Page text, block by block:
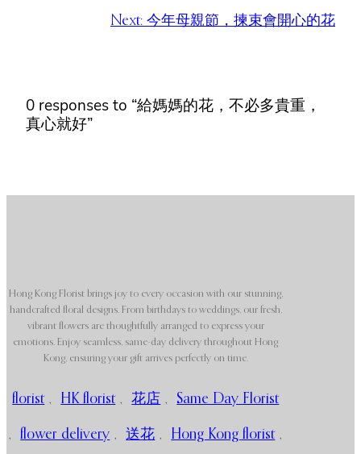
Next: 今年母親節，揀束會開心的花
0 responses to “給媽媽的花，不必多貴重，
真心就好”
Hong Kong Florist brings joy to every occasion with our stunning,
handcrafted floral designs. From birthdays to weddings, our fresh,
vibrant flowers are thoughtfully arranged to express your
emotions. Enjoy seamless, same-day delivery throughout Hong
Kong, ensuring your gift arrives perfectly on time.
florist , HK florist , 花店 , Same Day Florist
, flower delivery , 送花 , Hong Kong florist ,